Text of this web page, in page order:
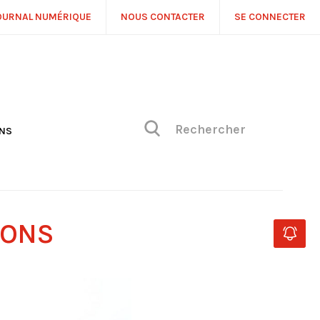
NUMÉRIQUE NOUS CONTACTER SE CONNECTER